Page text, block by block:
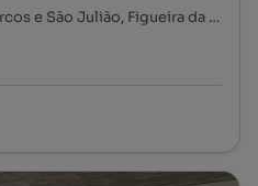
Travessa das Calmadas, Buarcos e São Julião, Figueira da Foz, Coimbra